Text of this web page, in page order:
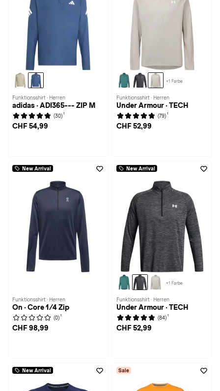
Funktionsshirt · Herren
adidas · ADI365--- ZIP M
(30) 1
CHF 54,99
+1 Farbe
Funktionsshirt · Herren
Under Armour · TECH
(79) 1
CHF 52,99
New Arrival
Funktionsshirt · Herren
On · Core 1/4 Zip
(0) 1
CHF 98,99
New Arrival
+1 Farbe
Funktionsshirt · Herren
Under Armour · TECH
(84) 1
CHF 52,99
New Arrival Sale